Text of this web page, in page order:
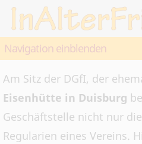
Navigation einblenden
Am Sitz der DGfI, der
Eisenhütte in Duisburg
Geschäftstelle nicht nur
Regularien eines Vereins.